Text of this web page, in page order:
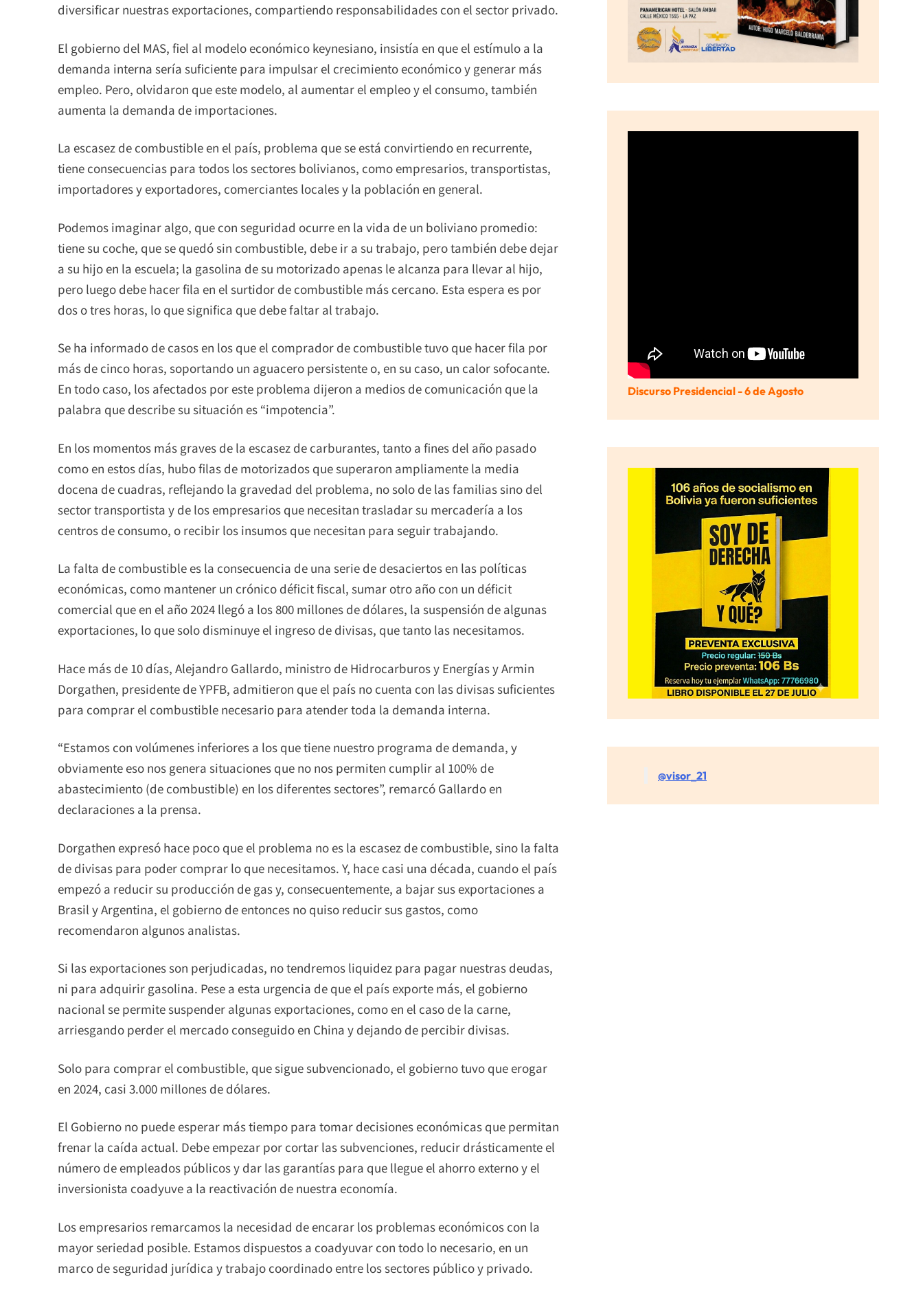
diversificar nuestras exportaciones, compartiendo responsabilidades con el sector privado.
El gobierno del MAS, fiel al modelo económico keynesiano, insistía en que el estímulo a la
demanda interna sería suficiente para impulsar el crecimiento económico y generar más
empleo. Pero, olvidaron que este modelo, al aumentar el empleo y el consumo, también
aumenta la demanda de importaciones.
La escasez de combustible en el país, problema que se está convirtiendo en recurrente,
tiene consecuencias para todos los sectores bolivianos, como empresarios, transportistas,
importadores y exportadores, comerciantes locales y la población en general.
Podemos imaginar algo, que con seguridad ocurre en la vida de un boliviano promedio:
tiene su coche, que se quedó sin combustible, debe ir a su trabajo, pero también debe dejar
a su hijo en la escuela; la gasolina de su motorizado apenas le alcanza para llevar al hijo,
pero luego debe hacer fila en el surtidor de combustible más cercano. Esta espera es por
dos o tres horas, lo que significa que debe faltar al trabajo.
Se ha informado de casos en los que el comprador de combustible tuvo que hacer fila por
más de cinco horas, soportando un aguacero persistente o, en su caso, un calor sofocante.
En todo caso, los afectados por este problema dijeron a medios de comunicación que la
palabra que describe su situación es “impotencia”.
En los momentos más graves de la escasez de carburantes, tanto a fines del año pasado
como en estos días, hubo filas de motorizados que superaron ampliamente la media
docena de cuadras, reflejando la gravedad del problema, no solo de las familias sino del
sector transportista y de los empresarios que necesitan trasladar su mercadería a los
centros de consumo, o recibir los insumos que necesitan para seguir trabajando.
La falta de combustible es la consecuencia de una serie de desaciertos en las políticas
económicas, como mantener un crónico déficit fiscal, sumar otro año con un déficit
comercial que en el año 2024 llegó a los 800 millones de dólares, la suspensión de algunas
exportaciones, lo que solo disminuye el ingreso de divisas, que tanto las necesitamos.
Hace más de 10 días, Alejandro Gallardo, ministro de Hidrocarburos y Energías y Armin
Dorgathen, presidente de YPFB, admitieron que el país no cuenta con las divisas suficientes
para comprar el combustible necesario para atender toda la demanda interna.
“Estamos con volúmenes inferiores a los que tiene nuestro programa de demanda, y
obviamente eso nos genera situaciones que no nos permiten cumplir al 100% de
abastecimiento (de combustible) en los diferentes sectores”, remarcó Gallardo en
declaraciones a la prensa.
Dorgathen expresó hace poco que el problema no es la escasez de combustible, sino la falta
de divisas para poder comprar lo que necesitamos. Y, hace casi una década, cuando el país
empezó a reducir su producción de gas y, consecuentemente, a bajar sus exportaciones a
Brasil y Argentina, el gobierno de entonces no quiso reducir sus gastos, como
recomendaron algunos analistas.
Si las exportaciones son perjudicadas, no tendremos liquidez para pagar nuestras deudas,
ni para adquirir gasolina. Pese a esta urgencia de que el país exporte más, el gobierno
nacional se permite suspender algunas exportaciones, como en el caso de la carne,
arriesgando perder el mercado conseguido en China y dejando de percibir divisas.
Solo para comprar el combustible, que sigue subvencionado, el gobierno tuvo que erogar
en 2024, casi 3.000 millones de dólares.
El Gobierno no puede esperar más tiempo para tomar decisiones económicas que permitan
frenar la caída actual. Debe empezar por cortar las subvenciones, reducir drásticamente el
número de empleados públicos y dar las garantías para que llegue el ahorro externo y el
inversionista coadyuve a la reactivación de nuestra economía.
Los empresarios remarcamos la necesidad de encarar los problemas económicos con la
mayor seriedad posible. Estamos dispuestos a coadyuvar con todo lo necesario, en un
marco de seguridad jurídica y trabajo coordinado entre los sectores público y privado.
Discurso Presidencial - 6 de Agosto
@visor_21